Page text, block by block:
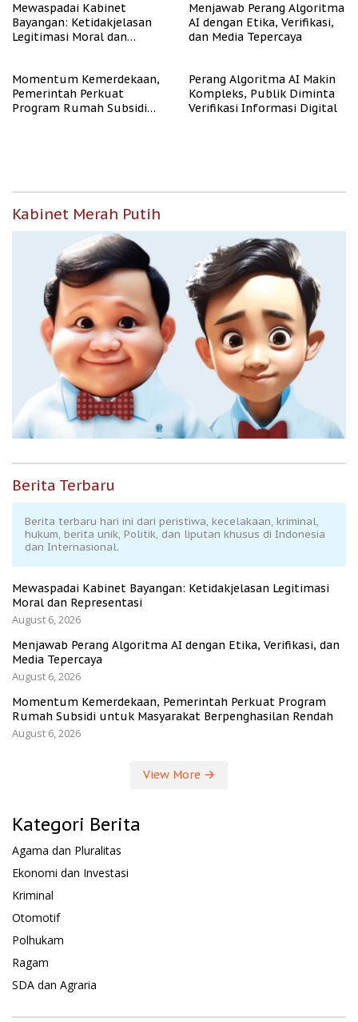
Mewaspadai Kabinet
Bayangan: Ketidakjelasan
Legitimasi Moral dan
Menjawab Perang Algoritma
AI dengan Etika, Verifikasi,
dan Media Tepercaya
Momentum Kemerdekaan,
Pemerintah Perkuat
Program Rumah Subsidi
Perang Algoritma AI Makin
Kompleks, Publik Diminta
Verifikasi Informasi Digital
Kabinet Merah Putih
Berita Terbaru
Berita terbaru hari ini dari peristiwa, kecelakaan, kriminal,
hukum, berita unik, Politik, dan liputan khusus di Indonesia
dan Internasional.
Mewaspadai Kabinet Bayangan: Ketidakjelasan Legitimasi
Moral dan Representasi
August 6, 2026
Menjawab Perang Algoritma AI dengan Etika, Verifikasi, dan
Media Tepercaya
August 6, 2026
Momentum Kemerdekaan, Pemerintah Perkuat Program
Rumah Subsidi untuk Masyarakat Berpenghasilan Rendah
August 6, 2026
View More
Kategori Berita
Agama dan Pluralitas
Ekonomi dan Investasi
Kriminal
Otomotif
Polhukam
Ragam
SDA dan Agraria